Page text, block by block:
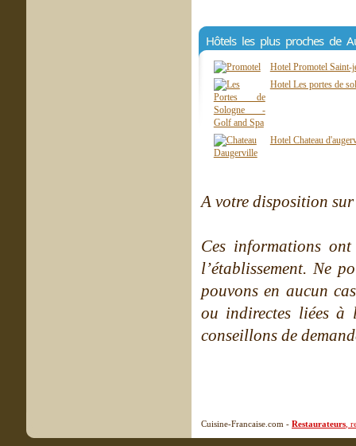
Hôtels les plus proches de
Hotel Promotel Saint-
Hotel Les portes de
Hotel Chateau
A votre disposition
Ces informations
l’établissement. Ne
pouvons en aucun
ou indirectes liées à
conseillons de
Cuisine-Francaise.com - Restaurateurs ,